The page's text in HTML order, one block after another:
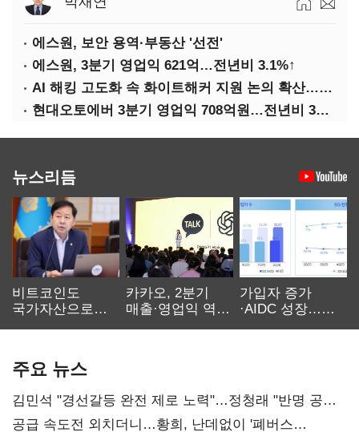
에스원, 보안 용역·부동산 '선전'
에스원, 3분기 영업익 621억…전년비 3.1%↑
AI 해킹 고도화 속 화이트해커 지원 논의 확산…'버그바운티' 재조명
현대오토에버 3분기 영업익 708억원…전년비 34.8%↑
뉴스리듬
비트코인도
국가자산으로…'
카카오, 2분기
매출·영업익 역대
가입자 증가
·AIDC 성장…
주요 뉴스
김민석 "경선갈등 완전 제로 노력"…정청래 "반명 공세
사과부터"
공급 속도전 외치더니…황희, 난데없이 '폐버스